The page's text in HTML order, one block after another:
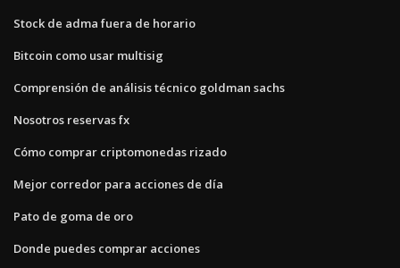
Stock de adma fuera de horario
Bitcoin como usar multisig
Comprensión de análisis técnico goldman sachs
Nosotros reservas fx
Cómo comprar criptomonedas rizado
Mejor corredor para acciones de día
Pato de goma de oro
Donde puedes comprar acciones